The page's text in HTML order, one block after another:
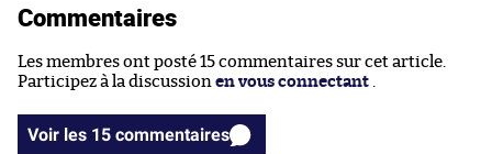
Commentaires
Les membres ont posté 15 commentaires sur cet article.
Participez à la discussion en vous connectant
Voir les 15 commentaires